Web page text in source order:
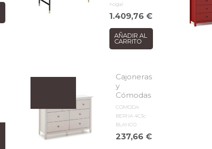
nogal
1.409,76€
AÑADIR AL
CARRITO
Cajoneras
y
Cómodas
COMODA
BERNA 4C3c
BLANCO
237,66€